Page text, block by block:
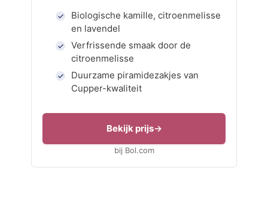
Biologische kamille, citroenmelisse
en lavendel
Verfrissende smaak door de
citroenmelisse
Duurzame piramidezakjes van
Cupper-kwaliteit
Bekijk prijs
bij Bol.com